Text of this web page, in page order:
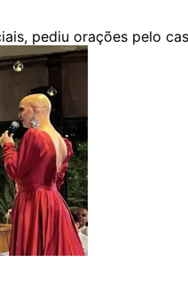
pediu orações pelo